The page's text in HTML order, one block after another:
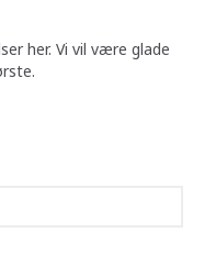
her. Vi vil være glade